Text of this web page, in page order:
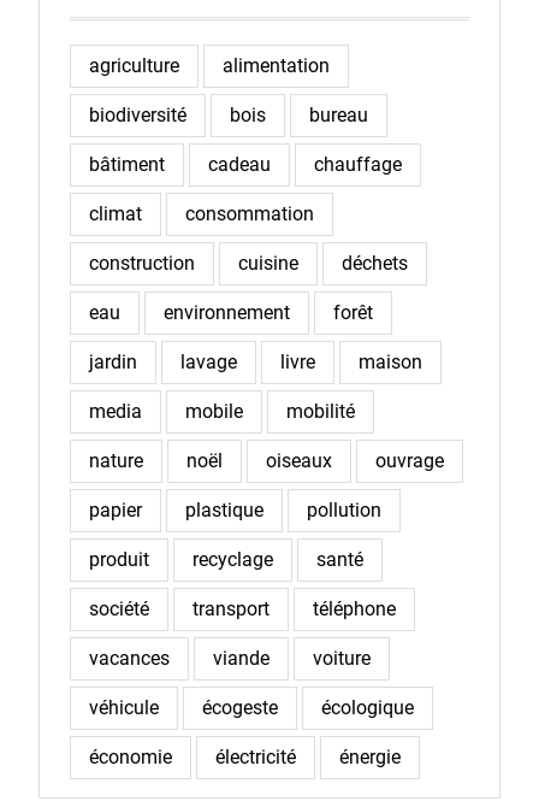
agriculture alimentation
biodiversité bois bureau
bâtiment cadeau chauffage
climat consommation
construction cuisine déchets
eau environnement forêt
jardin lavage livre maison
media mobile mobilité
nature noël oiseaux ouvrage
papier plastique pollution
produit recyclage santé
société transport téléphone
vacances viande voiture
véhicule écogeste écologique
économie électricité énergie